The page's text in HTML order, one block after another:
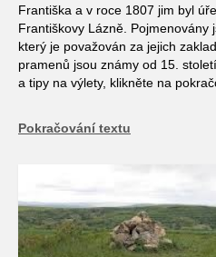
Františka a v roce 1807 jim byl
Františkovy Lázně. Pojmenovány
který je považován za jejich
pramenů jsou známy od 15.
a tipy na výlety, klikněte na
Pokračování textu